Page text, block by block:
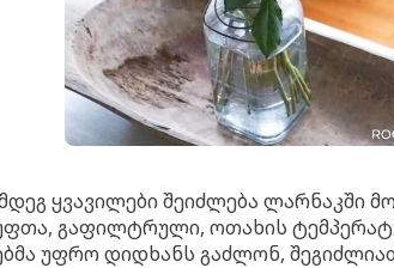
ყვავილები შეიძლება ლარნაკში
გაფილტრული, ოთახის
უფრო დიდხანს გაძლონ,